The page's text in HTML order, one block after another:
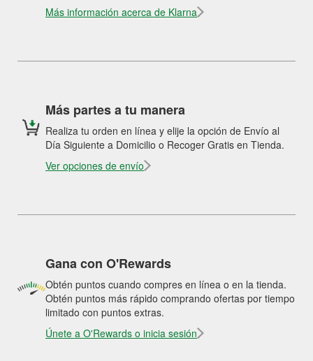
Más información acerca de Klarna
Más partes a tu manera
Realiza tu orden en línea y elije la opción de Envío al
Día Siguiente a Domicilio o Recoger Gratis en Tienda.
Ver opciones de envío
Gana con O'Rewards
Obtén puntos cuando compres en línea o en la tienda.
Obtén puntos más rápido comprando ofertas por tiempo
limitado con puntos extras.
Únete a O'Rewards o inicia sesión